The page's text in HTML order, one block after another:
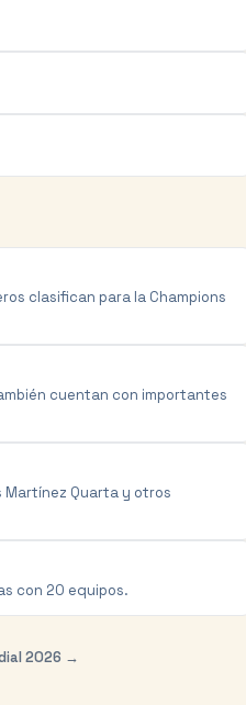
clasifican para la Champions
cuentan con importantes
Martínez Quarta y otros
con 20 equipos.
2026 →